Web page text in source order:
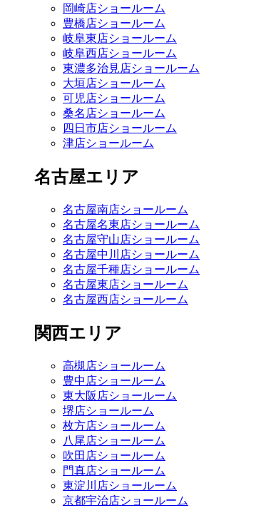
岡崎店ショールーム
豊橋店ショールーム
岐阜東店ショールーム
岐阜西店ショールーム
東濃多治見店ショールーム
大垣店ショールーム
可児店ショールーム
桑名店ショールーム
四日市店ショールーム
津店ショールーム
名古屋エリア
名古屋南店ショールーム
名古屋名東店ショールーム
名古屋守山店ショールーム
名古屋中川店ショールーム
名古屋千種店ショールーム
名古屋東店ショールーム
名古屋西店ショールーム
関西エリア
高槻店ショールーム
豊中店ショールーム
東大阪店ショールーム
堺店ショールーム
枚方店ショールーム
八尾店ショールーム
吹田店ショールーム
門真店ショールーム
東淀川店ショールーム
京都宇治店ショールーム